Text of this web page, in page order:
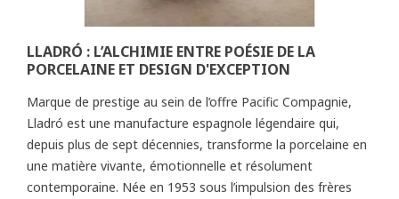
LLADRÓ : L’ALCHIMIE ENTRE POÉSIE DE LA
PORCELAINE ET DESIGN D'EXCEPTION
Marque de prestige au sein de l’offre Pacific Compagnie,
Lladró est une manufacture espagnole légendaire qui,
depuis plus de sept décennies, transforme la porcelaine en
une matière vivante, émotionnelle et résolument
contemporaine. Née en 1953 sous l’impulsion des frères